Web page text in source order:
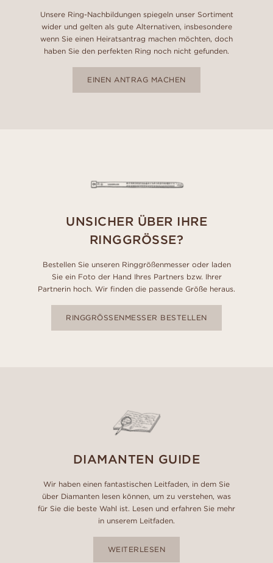
Unsere Ring-Nachbildungen spiegeln unser Sortiment
wider und gelten als gute Alternativen, insbesondere
wenn Sie einen Heiratsantrag machen möchten, doch
haben Sie den perfekten Ring noch nicht gefunden.
EINEN ANTRAG MACHEN
UNSICHER ÜBER IHRE
RINGGRÖSSE?
Bestellen Sie unseren Ringgrößenmesser oder laden
Sie ein Foto der Hand Ihres Partners bzw. Ihrer
Partnerin hoch. Wir finden die passende Größe heraus.
RINGGRÖSSENMESSER BESTELLEN
DIAMANTEN GUIDE
Wir haben einen fantastischen Leitfaden, in dem Sie
über Diamanten lesen können, um zu verstehen, was
für Sie die beste Wahl ist. Lesen und erfahren Sie mehr
in unserem Leitfaden.
WEITERLESEN